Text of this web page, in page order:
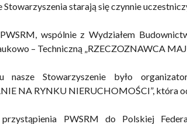
starają się czynnie
wspólnie z Wydziałem
– Techniczną „RZECZOZNAWCA
Stowarzyszenie było
NA RYNKU NIERUCHOMOŚCI”, która
PWSRM do Polskiej